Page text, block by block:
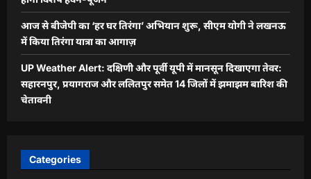
आज से बीजेपी का ‘हर घर तिरंगा’ अभियान शुरू, सीएम योगी ने लखनऊ
में किया तिरंगा यात्रा का आगाज़
UP Weather Alert: दक्षिणी और पूर्वी यूपी में मानसून दिखाएगा तेवर:
सहारनपुर, प्रयागराज और ललितपुर समेत 14 जिलों में झमाझम बारिश की
चेतावनी
Categories